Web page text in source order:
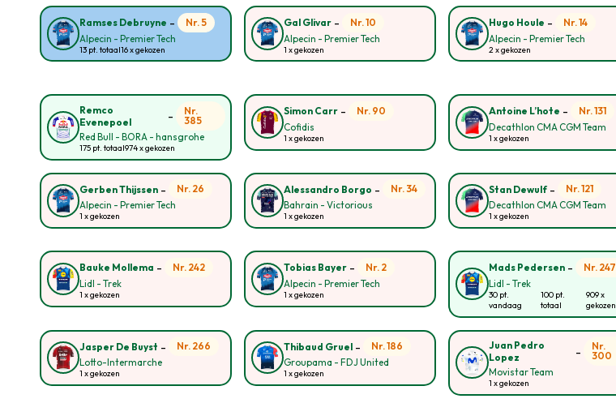
Ramses Debruyne -
Nr. 5
Alpecin - Premier Tech
13 pt. totaal16 x gekozen
Gal Glivar -
Nr. 10
Alpecin - Premier Tech
1 x gekozen
Hugo Houle -
Nr. 14
Alpecin - Premier Tech
2 x gekozen
Remco
Evenepoel
-
Nr.
385
Red Bull - BORA - hansgrohe
175 pt. totaal974 x gekozen
Simon Carr -
Nr. 90
Cofidis
1 x gekozen
Antoine L’hote -
Nr. 131
Decathlon CMA CGM Team
1 x gekozen
Gerben Thijssen -
Nr. 26
Alpecin - Premier Tech
1 x gekozen
Alessandro Borgo -
Nr. 34
Bahrain - Victorious
1 x gekozen
Stan Dewulf-
Nr. 121
Decathlon CMA CGM Team
1 x gekozen
Bauke Mollema -
Nr. 242
Lidl - Trek
1 x gekozen
Tobias Bayer -
Nr. 2
Alpecin - Premier Tech
1 x gekozen
Mads Pedersen-
Nr. 247
Lidl - Trek
30 pt.
vandaag
100 pt.
totaal
909 x
gekozen
Jasper De Buyst -
Nr. 266
Lotto-Intermarche
1 x gekozen
Thibaud Gruel -
Nr. 186
Groupama - FDJ United
1 x gekozen
Juan Pedro
Lopez
-
Nr.
300
Movistar Team
1 x gekozen